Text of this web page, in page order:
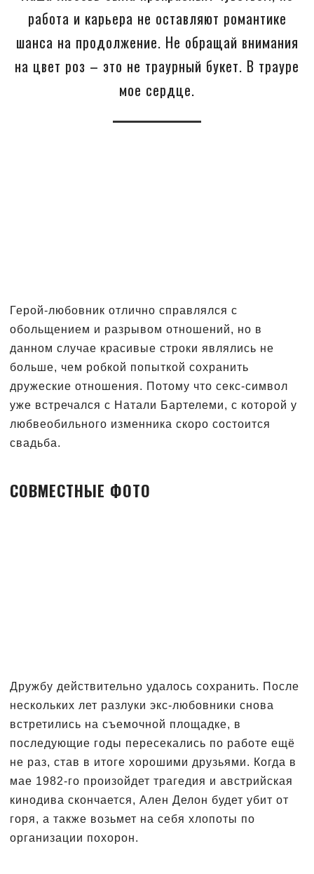
работа и карьера не оставляют романтике
шанса на продолжение. Не обращай внимания
на цвет роз – это не траурный букет. В трауре
мое сердце.
Герой-любовник отлично справлялся с
обольщением и разрывом отношений, но в
данном случае красивые строки являлись не
больше, чем робкой попыткой сохранить
дружеские отношения. Потому что секс-символ
уже встречался с Натали Бартелеми, с которой у
любвеобильного изменника скоро состоится
свадьба.
СОВМЕСТНЫЕ ФОТО
Дружбу действительно удалось сохранить. После
нескольких лет разлуки экс-любовники снова
встретились на съемочной площадке, в
последующие годы пересекались по работе ещё
не раз, став в итоге хорошими друзьями. Когда в
мае 1982-го произойдет трагедия и австрийская
кинодива скончается, Ален Делон будет убит от
горя, а также возьмет на себя хлопоты по
организации похорон.